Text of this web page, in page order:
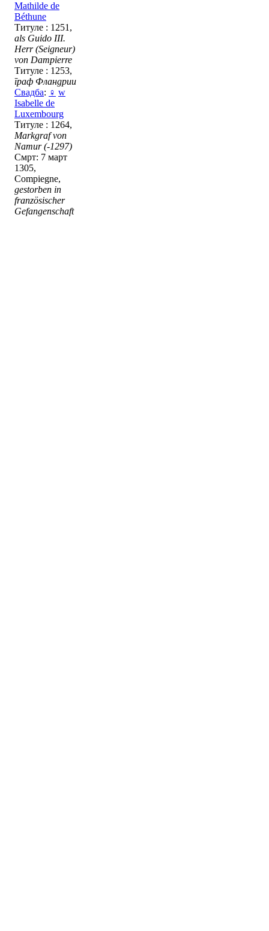
Mathilde de
Béthune
Титуле : 1251,
als Guido III.
Herr (Seigneur)
von Dampierre
Титуле : 1253,
граф Фландрии
Свадба: ♀ w
Isabelle de
Luxembourg
Титуле : 1264,
Markgraf von
Namur (-1297)
Смрт: 7 март
1305,
Compiegne,
gestorben in
französischer
Gefangenschaft